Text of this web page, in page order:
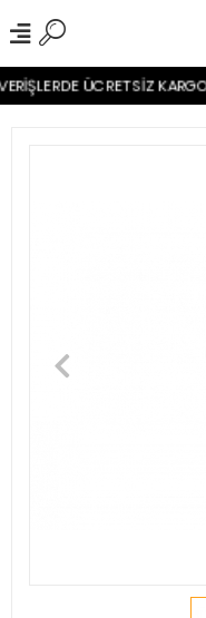
ÜCRETSİZ KARGO!